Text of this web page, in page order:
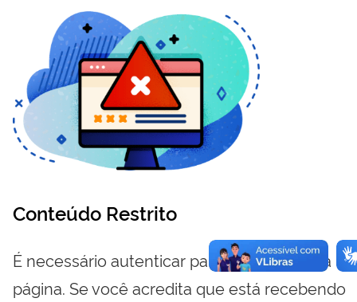
Conteúdo Restrito
É necessário autenticar para visualizar essa
página. Se você acredita que está recebendo